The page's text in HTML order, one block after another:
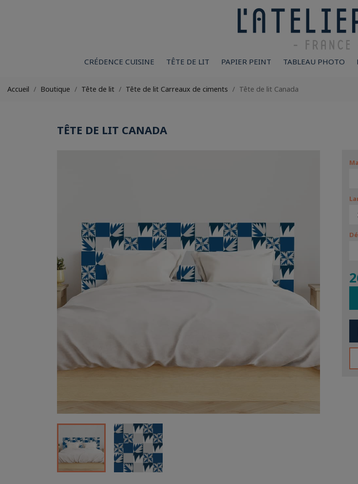
CRÉDENCE CUISINE TÊTE DE LIT PAPIER PEINT TABLEAU PHOTO
Accueil Boutique Tête de lit Tête de lit Carreaux de ciments Tête de lit Canada
TÊTE DE LIT CANADA